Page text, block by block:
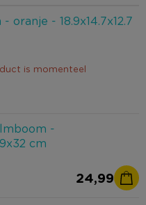
oranje - 18.9x14.7x12.7
is momenteel
-
cm
24,99